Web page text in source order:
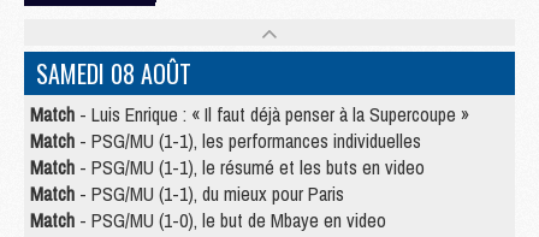
SAMEDI 08 AOÛT
Match - Luis Enrique : « Il faut déjà penser à la Supercoupe »
Match - PSG/MU (1-1), les performances individuelles
Match - PSG/MU (1-1), le résumé et les buts en video
Match - PSG/MU (1-1), du mieux pour Paris
Match - PSG/MU (1-0), le but de Mbaye en video